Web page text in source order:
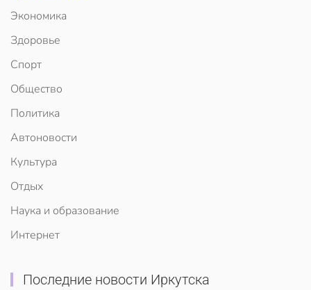
Экономика
Здоровье
Спорт
Общество
Политика
Автоновости
Культура
Отдых
Наука и образование
Интернет
Последние новости Иркутска